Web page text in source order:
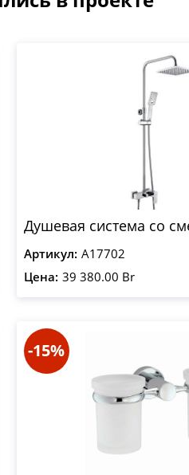
Душевая система со
Артикул: A17702
Цена: 39 380.00 Br
-15%